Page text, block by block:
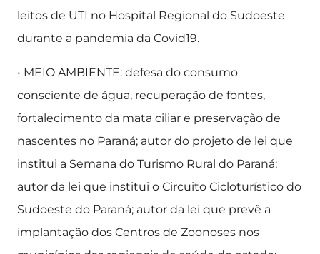
leitos de UTI no Hospital Regional do Sudoeste
durante a pandemia da Covid19.
• MEIO AMBIENTE: defesa do consumo
consciente de água, recuperação de fontes,
fortalecimento da mata ciliar e preservação de
nascentes no Paraná; autor do projeto de lei que
institui a Semana do Turismo Rural do Paraná;
autor da lei que institui o Circuito Cicloturístico do
Sudoeste do Paraná; autor da lei que prevê a
implantação dos Centros de Zoonoses nos